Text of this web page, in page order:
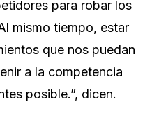
para robar los
mismo tiempo, estar
que nos puedan
a la competencia
posible.”, dicen.